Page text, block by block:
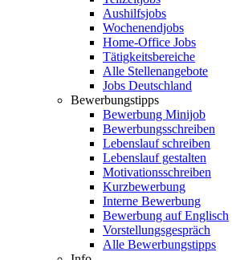
Aushilfsjobs
Wochenendjobs
Home-Office Jobs
Tätigkeitsbereiche
Alle Stellenangebote
Jobs Deutschland
Bewerbungstipps
Bewerbung Minijob
Bewerbungsschreiben
Lebenslauf schreiben
Lebenslauf gestalten
Motivationsschreiben
Kurzbewerbung
Interne Bewerbung
Bewerbung auf Englisch
Vorstellungsgespräch
Alle Bewerbungstipps